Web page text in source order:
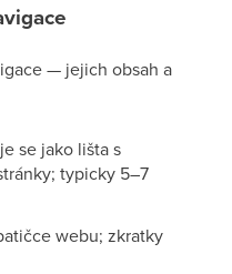
— jejich obsah a
se jako lišta s
typicky 5–7
webu; zkratky